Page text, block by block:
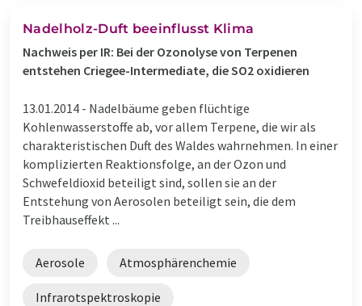
Nadelholz-Duft beeinflusst Klima
Nachweis per IR: Bei der Ozonolyse von Terpenen
entstehen Criegee-Intermediate, die SO2 oxidieren
13.01.2014 - Nadelbäume geben flüchtige
Kohlenwasserstoffe ab, vor allem Terpene, die wir als
charakteristischen Duft des Waldes wahrnehmen. In einer
komplizierten Reaktionsfolge, an der Ozon und
Schwefeldioxid beteiligt sind, sollen sie an der
Entstehung von Aerosolen beteiligt sein, die dem
Treibhauseffekt ...
Aerosole Atmosphärenchemie
Infrarotspektroskopie